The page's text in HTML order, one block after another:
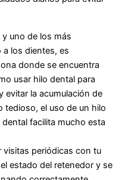
y uno de los más
los dientes, es
donde se encuentra
usar hilo dental para
evitar la acumulación de
tedioso, el uso de un hilo
facilita mucho esta
visitas periódicas con tu
estado del retenedor y se